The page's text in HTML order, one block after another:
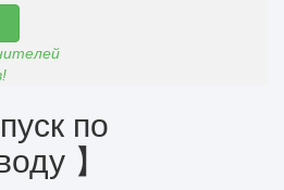
по
】